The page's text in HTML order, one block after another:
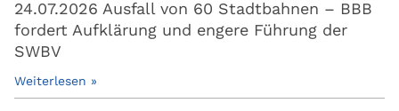
24.07.2026 Ausfall von 60 Stadtbahnen – BBB
fordert Aufklärung und engere Führung der
SWBV
Weiterlesen »